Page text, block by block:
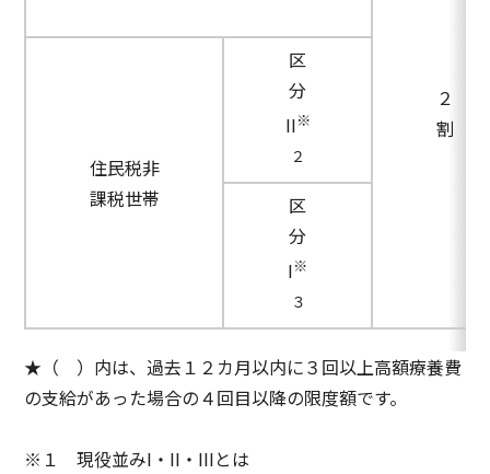
２
割
住民税非
課税世帯
区
分
II※
２
区
分
I※
３
★（ ）内は、過去１２カ月以内に３回以上高額療養費
の支給があった場合の４回目以降の限度額です。
※１ 現役並みI・II・IIIとは